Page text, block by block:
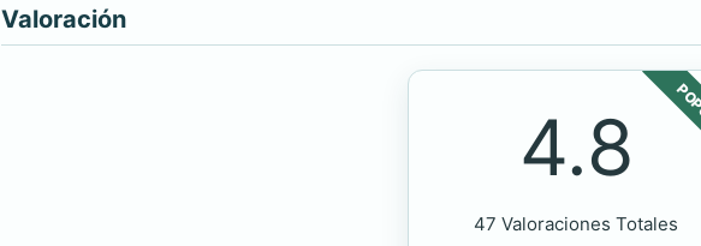
Valoración
4.8
47 Valoraciones Totales